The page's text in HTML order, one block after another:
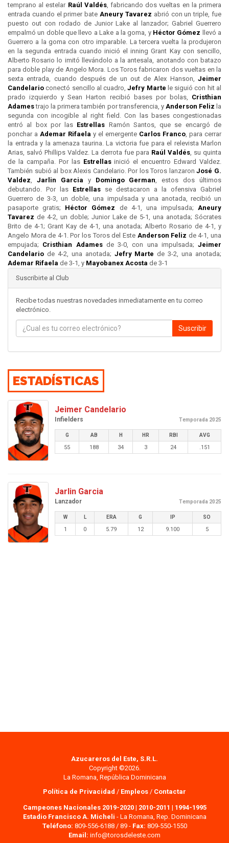
temprano al estelar Raúl Valdés, fabricando dos vueltas en la primera
entrada cuando el primer bate Aneury Tavarez abrió con un triple, fue
puesto out con rodado de Junior Lake al lanzador; Gabriel Guerrero
empalmó un doble que llevo a Lake a la goma, y Héctor Gómez llevó a
Guerrero a la goma con otro imparable. La tercera vuelta la produjeron
en la segunda entrada cuando inició el inning Grant Kay con sencillo,
Alberto Rosario lo imitó llevándolo a la antesala, anotando con batazo
para doble play de Angelo Mora. Los Toros fabricaron dos vueltas en la
sexta entrada, cuando después de un out de Alex Hanson, Jeimer
Candelario conectó sencillo al cuadro,Jefry Marte le siguió con hit al
prado izquierdo y Sean Harton recibió bases por bolas, Cristhian
Adamestrajo la primera también por transferencia, y Anderson Feliz la
segunda con incogible al right field. Con las bases congestionadas
entró al box por las Estrellas Ramón Santos, que se encargó de
ponchar a Ademar Rifaela y el emergente Carlos Franco , para cerrar
la entrada y la amenaza taurina. La victoria fue para el relevista Marlon
Arias, salvó Phillips Valdez. La derrota fue para Raúl Valdés , su quinta
de la campaña. Por las Estrellasinició el encuentro Edward Valdez.
También subió al box Alexis Candelario. Por los Toros lanzaronJosé G.
Valdez
Jarlin Garcia y Domingo German , estos dos últimos
debutando. Por las Estrellas se destacaron a la ofensiva Gabriel
Guerrero de 3-3, un doble, una impulsada y una anotada, recibió un
pasaporte gratis; Héctor Gómez de 4-1, una impulsada; Aneury
Tavarez de 4-2, un doble; Junior Lake de 5-1, una anotada; Sócrates
Brito de 4-1; Grant Kay de 4-1, una anotada; Alberto Rosario de 4-1, y
Angelo Mora de 4-1. Por los Toros del Este Anderson Feliz de 4-1, una
empujada; Cristhian Adamesde 3-0, con una impulsada; Jeimer
Candelario de 4-2, una anotada; Jefry Marte de 3-2, una anotada;
Ademar Rifaela de 3-1, y Mayobanex Acosta de 3-1
Suscribirte al Club
Recibe todas nuestras novedades inmediatamente en tu correo
electrónico.
Suscribir
ESTADÍSTICAS
Jeimer Candelario
Infielders Temporada 2025
G AB H HR RBI AVG
55 188 34 3 24 .151
Jarlin Garcia
Lanzador Temporada 2025
W L ERA G IP SO
1 0 5.79 12 9.100 5
Azucareros del Este, S.R.L.
Copyright ©2026.
La Romana, República Dominicana
Política de Privacidad / Empleos / Contactar
Campeones Nacionales 2019-2020| 2010-2011 | 1994-1995
Estadio Francisco A. Micheli - La Romana, Rep. Dominicana
Teléfono: 809-556-6188 / 89 - Fax: 809-550-1550
Email: info@torosdeleste.com